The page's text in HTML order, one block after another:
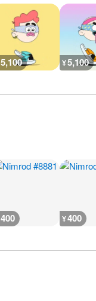
5,100 ¥5,100
400 ¥400